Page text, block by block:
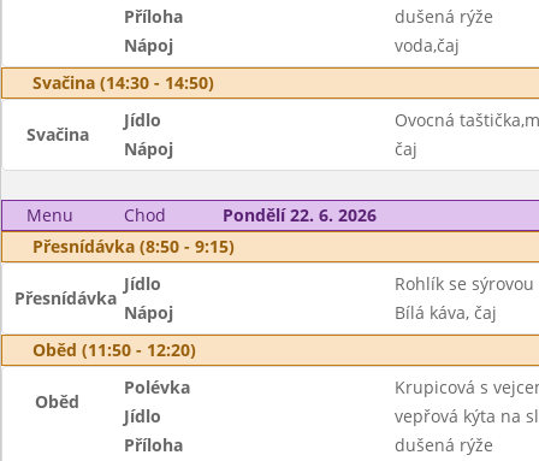
Příloha
dušená rýže
Nápoj
voda,čaj
Svačina (14:30 - 14:50)
Svačina
Jídlo
Ovocná
Nápoj
čaj
Menu Chod
Pondělí 22. 6. 2026
Přesnídávka (8:50 - 9:15)
Přesnídávka
Jídlo
Rohlík se
Nápoj
Bílá káva, čaj
Oběd (11:50 - 12:20)
Oběd
Polévka
Krupicová s
Jídlo
vepřová kýta na
Příloha
dušená rýže